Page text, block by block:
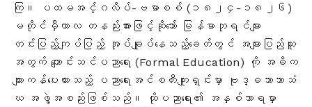
ကြ။ ပထမအင်္ဂလိပ်-ဗမာစစ် (၁၈၂၄-၁၈၂၆)
မတိုင်မှီကာလ တနည်းအားဖြင့်ဆိုသော် မြန်မာဘုရင်များ
တင်းပြည့်ကျပ်ပြည့် အုပ်ချုပ်နေသည့်ခေတ်တွင် အများပြည်သူ
အတွက် ကျောင်းသင်ပညာရေး (Formal Education) ကို အဓိက
ကျားကန်ပေးထားသည့် ပညာရေးအင်စတီးကျူးရှင်းမှာ ဗုဒ္ဓဘာသာသံ
ဃ အဖွဲ့အစည်းဖြစ်သည် ။ ထိုပညာရေး၏ အနှစ်သာရမှာ